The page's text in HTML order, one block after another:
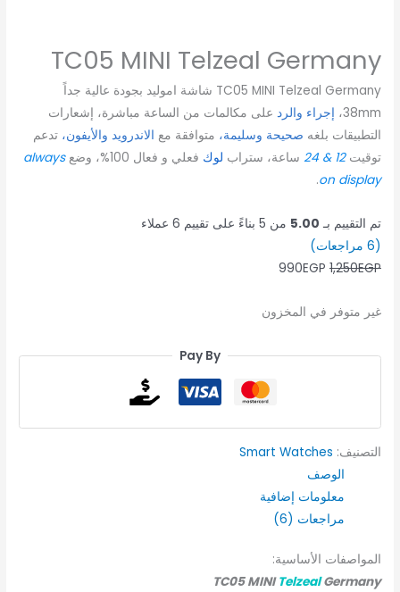
TC05 MINI Telzeal Germany
TC05 MINI Telzeal Germany شاشة اموليد بجودة عالية جداً
38mm، إجراء والرد على مكالمات من الساعة مباشرة، إشعارات
التطبيقات بلغه صحيحة وسليمة، متوافقة مع الاندرويد والأيفون،تدعم
توقيت12 & 24 ساعة، ستراب لوك فعلي و فعال 100%، وضع
always
on display
.
تم التقييم بـ 5.00 من 5 بناءً على تقييم 6 عملاء
(
6 مراجعات)
1,250EGP
990EGP
غير متوفر في المخزون
Pay By
التصنيف: Smart Watches
الوصف
معلومات إضافية
مراجعات (6)
المواصفات الأساسية:
TC05 MINITelzealGermany